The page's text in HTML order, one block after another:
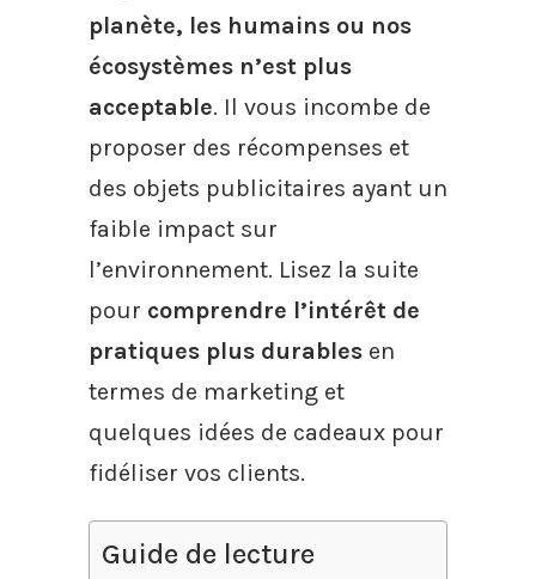
planète, les humains ou nos
écosystèmes n’est plus
acceptable. Il vous incombe de
proposer des récompenses et
des objets publicitaires ayant un
faible impact sur
l’environnement. Lisez la suite
pour comprendre l’intérêt de
pratiques plus durables en
termes de marketing et
quelques idées de cadeaux pour
fidéliser vos clients.
Guide de lecture